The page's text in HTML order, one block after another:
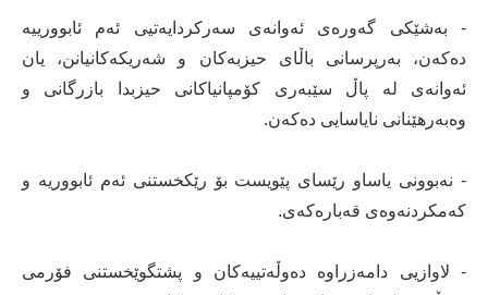
- بەشێکی گەورەی ئەوانەی سەرکردایەتیی ئەم ئابوورییە
دەکەن، بەرپرسانی باڵای حیزبەکان و شەریکەکانیانن، یان
ئەوانەی لە پاڵ سێبەری کۆمپانیاکانی حیزبدا بازرگانی و
وەبەرهێنانی نایاسایی دەکەن.
- نەبوونی یاساو رێسای پێویست بۆ رێکخستنی ئەم ئابووریە و
کەمکردنەوەی قەبارەکەی.
- لاوازیی دامەزراوە دەوڵەتییەکان و پشتگوێخستنی فۆرمی